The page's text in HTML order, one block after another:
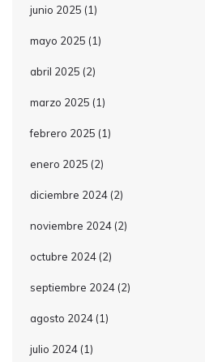
junio 2025 (1)
mayo 2025 (1)
abril 2025 (2)
marzo 2025 (1)
febrero 2025 (1)
enero 2025 (2)
diciembre 2024 (2)
noviembre 2024 (2)
octubre 2024 (2)
septiembre 2024 (2)
agosto 2024 (1)
julio 2024 (1)